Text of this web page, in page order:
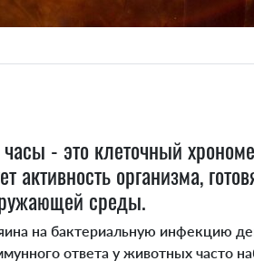
- это клеточный
активность организма,
среды.
на бактериальную инфекцию
ответа у животных часто